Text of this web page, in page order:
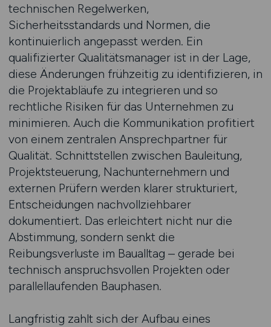
technischen Regelwerken,
Sicherheitsstandards und Normen, die
kontinuierlich angepasst werden. Ein
qualifizierter Qualitätsmanager ist in der Lage,
diese Änderungen frühzeitig zu identifizieren, in
die Projektabläufe zu integrieren und so
rechtliche Risiken für das Unternehmen zu
minimieren. Auch die Kommunikation profitiert
von einem zentralen Ansprechpartner für
Qualität. Schnittstellen zwischen Bauleitung,
Projektsteuerung, Nachunternehmern und
externen Prüfern werden klarer strukturiert,
Entscheidungen nachvollziehbarer
dokumentiert. Das erleichtert nicht nur die
Abstimmung, sondern senkt die
Reibungsverluste im Baualltag – gerade bei
technisch anspruchsvollen Projekten oder
parallellaufenden Bauphasen.
Langfristig zahlt sich der Aufbau eines